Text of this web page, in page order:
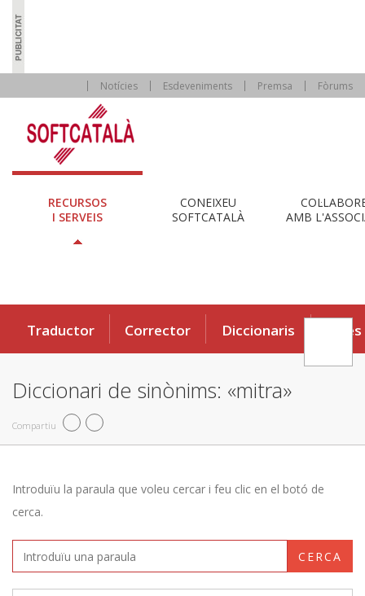
Notícies Esdeveniments Premsa Fòrums
RECURSOS
I SERVEIS
CONEIXEU
SOFTCATALÀ
AMB
Traductor Corrector Diccionaris Eines
Diccionari de sinònims: «mitra»
Compartiu
Introduïu la paraula que voleu cercar i feu clic en el botó de
cerca.
CERCA